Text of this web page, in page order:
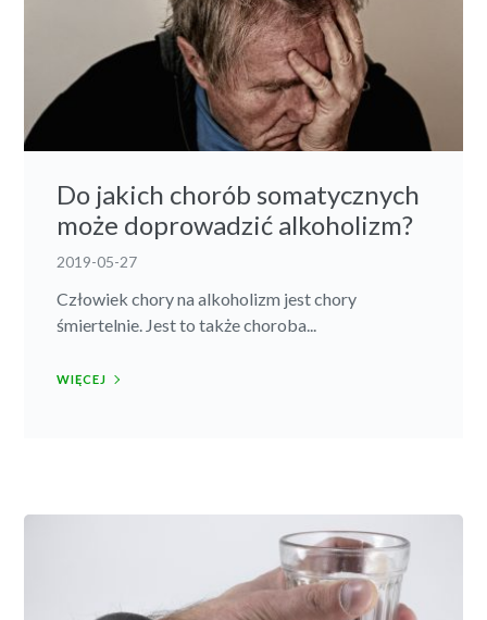
Do jakich chorób somatycznych
może doprowadzić alkoholizm?
2019-05-27
Człowiek chory na alkoholizm jest chory
śmiertelnie. Jest to także choroba...
WIĘCEJ